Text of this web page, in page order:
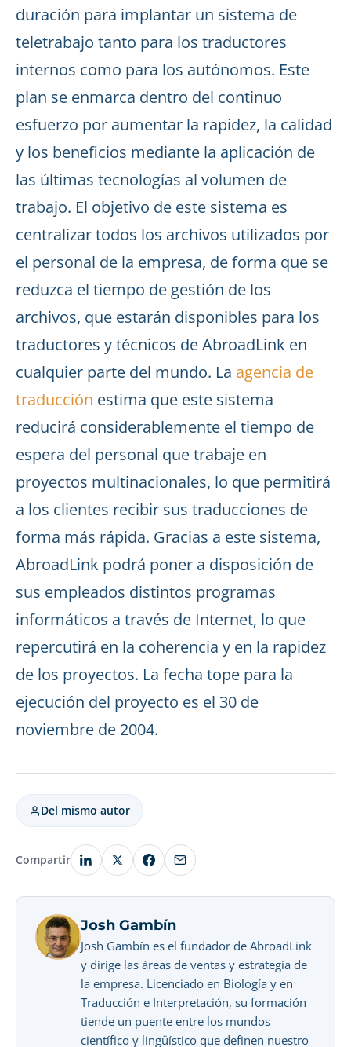
duración para implantar un sistema de
teletrabajo tanto para los traductores
internos como para los autónomos. Este
plan se enmarca dentro del continuo
esfuerzo por aumentar la rapidez, la calidad
y los beneficios mediante la aplicación de
las últimas tecnologías al volumen de
trabajo. El objetivo de este sistema es
centralizar todos los archivos utilizados por
el personal de la empresa, de forma que se
reduzca el tiempo de gestión de los
archivos, que estarán disponibles para los
traductores y técnicos de AbroadLink en
cualquier parte del mundo. La agencia de
traducción estima que este sistema
reducirá considerablemente el tiempo de
espera del personal que trabaje en
proyectos multinacionales, lo que permitirá
a los clientes recibir sus traducciones de
forma más rápida. Gracias a este sistema,
AbroadLink podrá poner a disposición de
sus empleados distintos programas
informáticos a través de Internet, lo que
repercutirá en la coherencia y en la rapidez
de los proyectos. La fecha tope para la
ejecución del proyecto es el 30 de
noviembre de 2004.
Del mismo autor
Compartir
Josh Gambín
Josh Gambín es el fundador de AbroadLink
y dirige las áreas de ventas y estrategia de
la empresa. Licenciado en Biología y en
Traducción e Interpretación, su formación
tiende un puente entre los mundos
científico y lingüístico que definen nuestro